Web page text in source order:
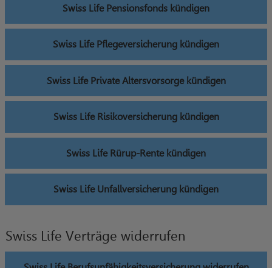
Swiss Life Pensionsfonds kündigen
Swiss Life Pflegeversicherung kündigen
Swiss Life Private Altersvorsorge kündigen
Swiss Life Risikoversicherung kündigen
Swiss Life Rürup-Rente kündigen
Swiss Life Unfallversicherung kündigen
Swiss Life Verträge widerrufen